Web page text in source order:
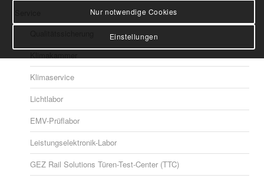
Klimaservice
Lichtlabor
EMV-Prüflabor
Leistungselektronik-Labor
GEZ Rail Solutions Türen-Test-Center (TTC)
Nur notwendige Cookies
Einstellungen